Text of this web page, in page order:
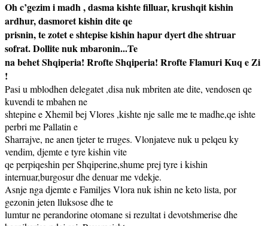
Oh c’gezim i madh , dasma kishte filluar, krushqit kishin
ardhur, dasmoret kishin dite qe
prisnin, te zotet e shtepise kishin hapur dyert dhe shtruar
sofrat. Dollite nuk mbaronin...Te
na behet Shqiperia! Rrofte Shqiperia! Rrofte Flamuri Kuq e Zi
!
Pasi u mblodhen delegatet ,disa nuk mbriten ate dite, vendosen qe
kuvendi te mbahen ne
shtepine e Xhemil bej Vlores ,kishte nje salle me te madhe,qe ishte
perbri me Pallatin e
Sharrajve, ne anen tjeter te rruges. Vlonjateve nuk u pelqeu ky
vendim, djemte e tyre kishin vite
qe perpiqeshin per Shqiperine,shume prej tyre i kishin
internuar,burgosur dhe denuar me vdekje.
Asnje nga djemte e Familjes Vlora nuk ishin ne keto lista, por
gezonin jeten lluksose dhe te
lumtur ne perandorine otomane si rezultat i devotshmerise dhe